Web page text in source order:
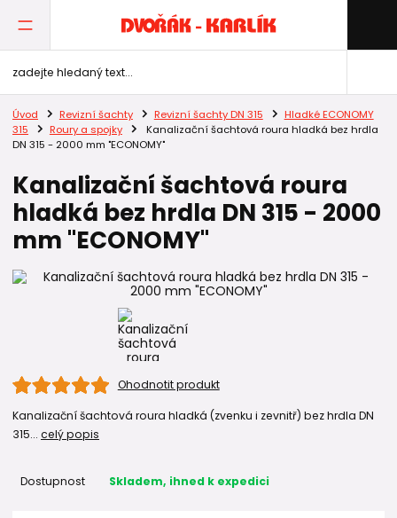
Úvod Revizní šachty Revizní šachty DN 315
Hladké ECONOMY
315
Roury a spojky
Kanalizační šachtová roura hladká bez hrdla
DN 315 - 2000 mm "ECONOMY"
Kanalizační šachtová roura
hladká bez hrdla DN 315 - 2000
mm "ECONOMY"
Ohodnotit produkt
Kanalizační šachtová roura hladká (zvenku i zevnitř) bez hrdla DN
315... celý popis
Dostupnost Skladem, ihned k expedici